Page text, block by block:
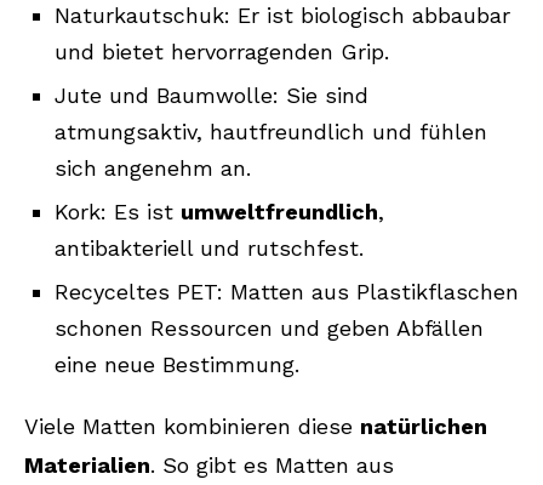
Naturkautschuk: Er ist biologisch abbaubar
und bietet hervorragenden Grip.
Jute und Baumwolle: Sie sind
atmungsaktiv, hautfreundlich und fühlen
sich angenehm an.
Kork: Es ist umweltfreundlich,
antibakteriell und rutschfest.
Recyceltes PET: Matten aus Plastikflaschen
schonen Ressourcen und geben Abfällen
eine neue Bestimmung.
Viele Matten kombinieren diese natürlichen
Materialien. So gibt es Matten aus